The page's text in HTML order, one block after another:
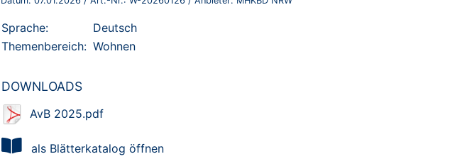
Sprache:
Deutsch
Themenbereich: Wohnen
DOWNLOADS
AvB 2025.pdf
als Blätterkatalog öffnen